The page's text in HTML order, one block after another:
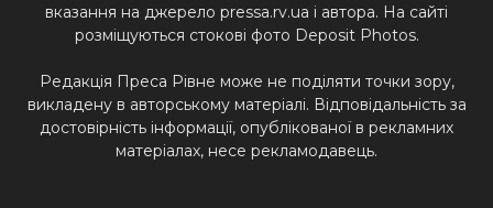
вказання на джерело pressa.rv.ua і автора. На сайті
розміщуються стокові фото Deposit Photos.
Редакція Преса Рівне може не поділяти точки зору,
викладену в авторському матеріалі. Відповідальність за
достовірність інформації, опублікованої в рекламних
матеріалах, несе рекламодавець.